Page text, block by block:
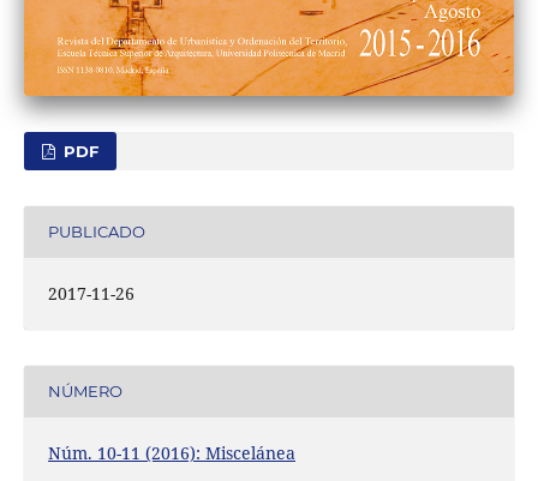
PDF
PUBLICADO
2017-11-26
NÚMERO
Núm. 10-11 (2016): Miscelánea